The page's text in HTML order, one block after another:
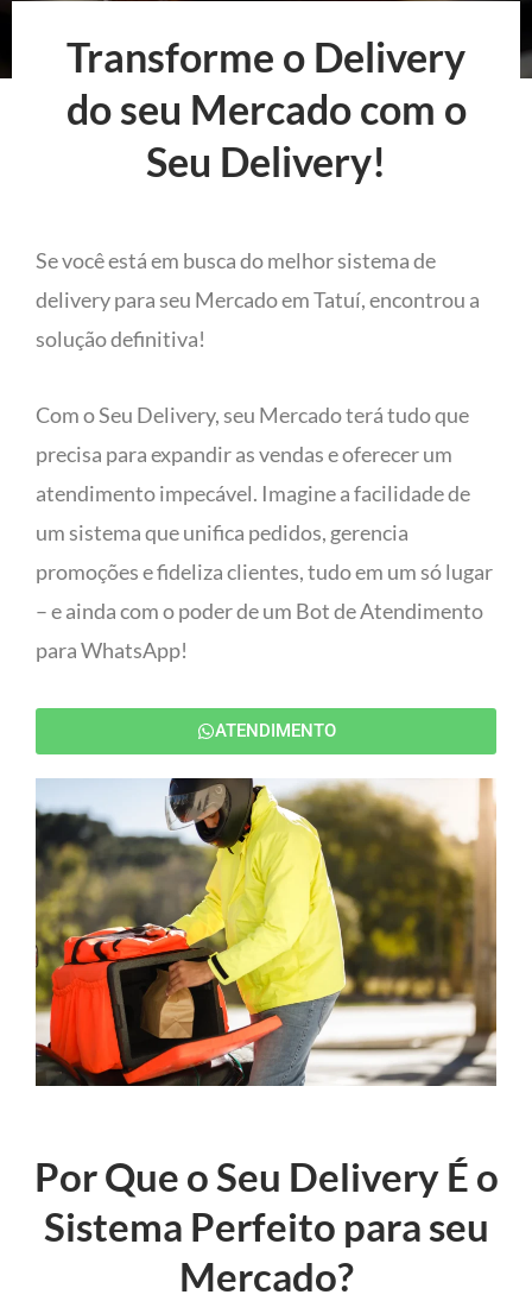
Transforme o Delivery
do seu Mercado com o
Seu Delivery!
Se você está em busca do melhor sistema de
delivery para seu Mercado em Tatuí, encontrou a
solução definitiva!
Com o Seu Delivery, seu Mercado terá tudo que
precisa para expandir as vendas e oferecer um
atendimento impecável. Imagine a facilidade de
um sistema que unifica pedidos, gerencia
promoções e fideliza clientes, tudo em um só lugar
– e ainda com o poder de um Bot de Atendimento
para WhatsApp!
ATENDIMENTO
Por Que o Seu Delivery É o
Sistema Perfeito para seu
Mercado?